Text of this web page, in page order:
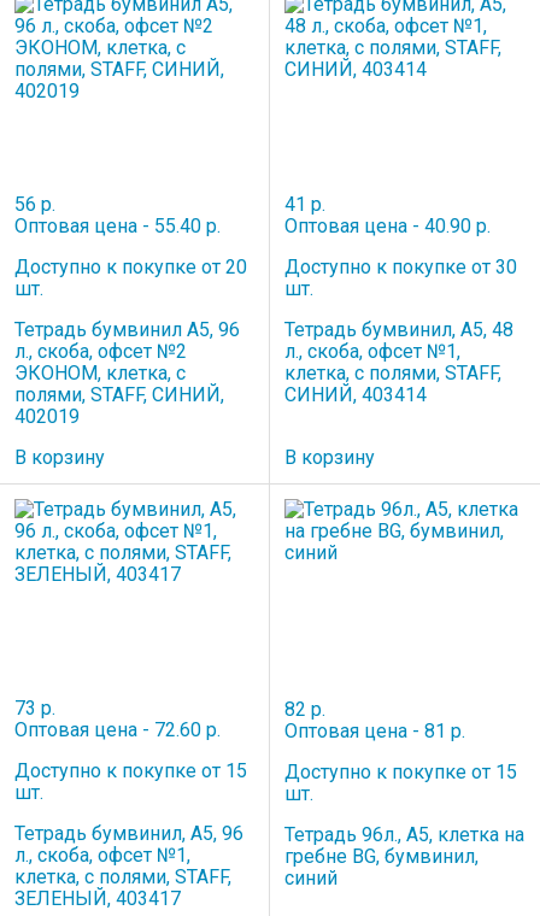
56 р.
Оптовая цена - 55.40 р.
Доступно к покупке от 20
шт.
Тетрадь бумвинил А5, 96
л., скоба, офсет №2
ЭКОНОМ, клетка, с
полями, STAFF, СИНИЙ,
402019
В корзину
41 р.
Оптовая цена - 40.90 р.
Доступно к покупке от 30
шт.
Тетрадь бумвинил, А5, 48
л., скоба, офсет №1,
клетка, с полями, STAFF,
СИНИЙ, 403414
В корзину
73 р.
Оптовая цена - 72.60 р.
Доступно к покупке от 15
шт.
Тетрадь бумвинил, А5, 96
л., скоба, офсет №1,
клетка, с полями, STAFF,
ЗЕЛЕНЫЙ, 403417
82 р.
Оптовая цена - 81 р.
Доступно к покупке от 15
шт.
Тетрадь 96л., А5, клетка на
гребне BG, бумвинил,
синий